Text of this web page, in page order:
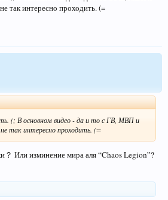
так интересно проходить. (=
(; В основном видео - да и то с ГВ, МВП и
так интересно проходить. (=
？ Или изминение мира аля “Chaos Legion”?